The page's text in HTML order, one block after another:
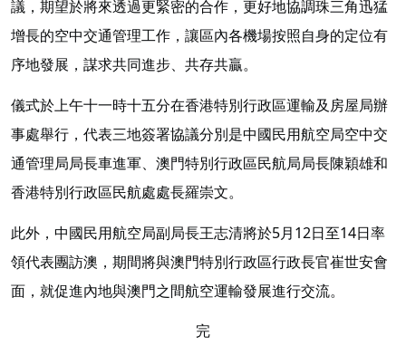
議，期望於將來透過更緊密的合作，更好地協調珠三角迅猛
增長的空中交通管理工作，讓區內各機場按照自身的定位有
序地發展，謀求共同進步、共存共贏。
儀式於上午十一時十五分在香港特別行政區運輸及房屋局辦
事處舉行，代表三地簽署協議分別是中國民用航空局空中交
通管理局局長車進軍、澳門特別行政區民航局局長陳穎雄和
香港特別行政區民航處處長羅崇文。
此外，中國民用航空局副局長王志清將於5月12日至14日率
領代表團訪澳，期間將與澳門特別行政區行政長官崔世安會
面，就促進內地與澳門之間航空運輸發展進行交流。
完